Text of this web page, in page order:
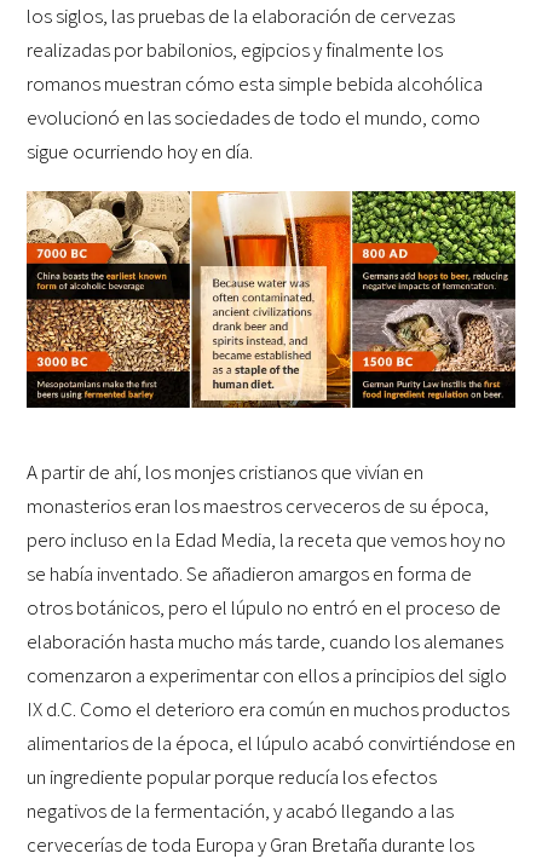
los siglos, las pruebas de la elaboración de cervezas
realizadas por babilonios, egipcios y finalmente los
romanos muestran cómo esta simple bebida alcohólica
evolucionó en las sociedades de todo el mundo, como
sigue ocurriendo hoy en día.
A partir de ahí, los monjes cristianos que vivían en
monasterios eran los maestros cerveceros de su época,
pero incluso en la Edad Media, la receta que vemos hoy no
se había inventado. Se añadieron amargos en forma de
otros botánicos, pero el lúpulo no entró en el proceso de
elaboración hasta mucho más tarde, cuando los alemanes
comenzaron a experimentar con ellos a principios del siglo
IX d.C. Como el deterioro era común en muchos productos
alimentarios de la época, el lúpulo acabó convirtiéndose en
un ingrediente popular porque reducía los efectos
negativos de la fermentación, y acabó llegando a las
cervecerías de toda Europa y Gran Bretaña durante los